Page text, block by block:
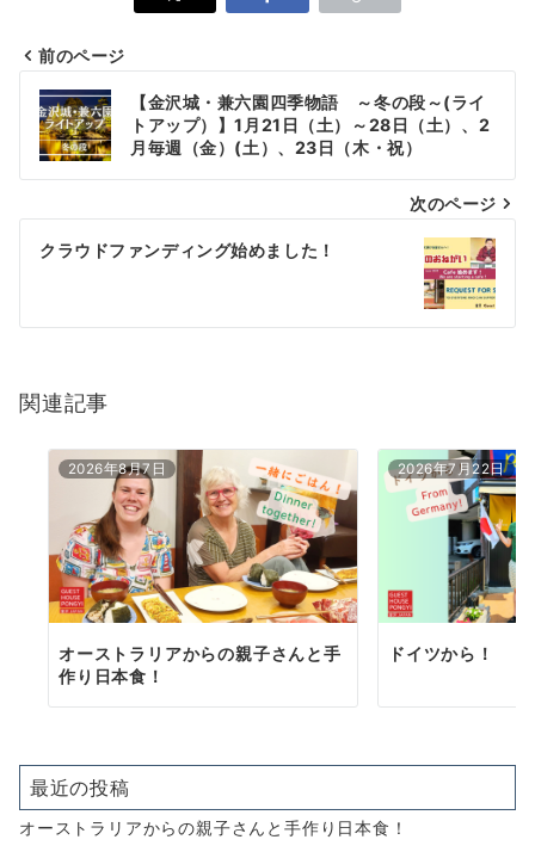
投
稿
ナ
ビ
ゲ
シ
ン
前のページ
【金沢城・兼六園四季物語 ～冬の段～(ライ
トアップ）】1月21日（土）～28日（土）、2
月毎週（金）(土）、23日（木・祝）
次のページ
クラウドファンディング始めました！
関連記事
2026年8月7日
オーストラリアからの親子さんと手
作り日本食！
2026年7月22日
ドイツから！
最近の投稿
オーストラリアからの親子さんと手作り日本食！